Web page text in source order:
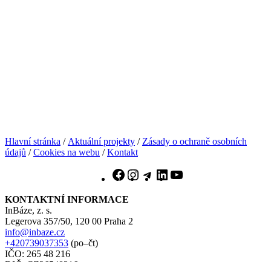
Hlavní stránka / Aktuální projekty / Zásady o ochraně osobních
údajů /Cookies na webu /Kontakt
Facebook
Instagram
TelegramLinkedIn
KONTAKTNÍ INFORMACE
InBáze, z. s.
Legerova 357/50, 120 00 Praha 2
info@inbaze.cz
+420739037353 (po–čt)
IČO: 265 48 216